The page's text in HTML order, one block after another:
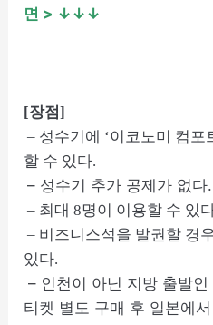
면 > ↓↓↓
[장점]
– 성수기에 ‘이코노미 컴포
할 수 있다.
– 성수기 추가 공제가 없다.
– 최대 8명이 이용할 수 있
– 비즈니스석을 발권할 경
있다.
– 인천이 아닌 지방 출발
티켓 별도 구매 후 일본에